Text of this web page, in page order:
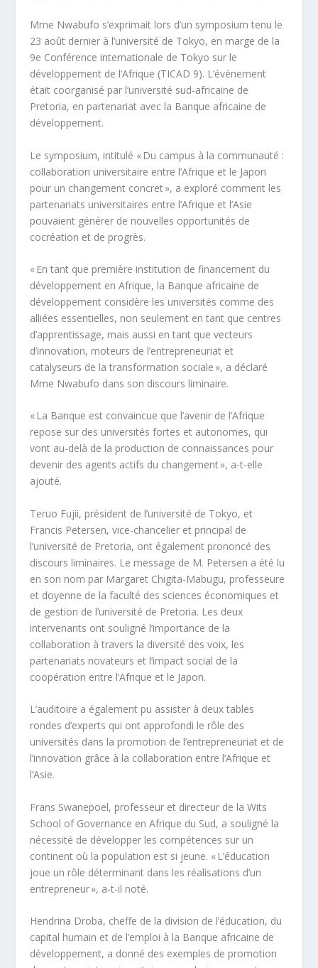
Mme Nwabufo s’exprimait lors d’un symposium tenu le
23 août dernier à l’université de Tokyo, en marge de la
9e Conférence internationale de Tokyo sur le
développement de l’Afrique (TICAD 9). L’événement
était coorganisé par l’université sud-africaine de
Pretoria, en partenariat avec la Banque africaine de
développement.
Le symposium, intitulé « Du campus à la communauté :
collaboration universitaire entre l’Afrique et le Japon
pour un changement concret », a exploré comment les
partenariats universitaires entre l’Afrique et l’Asie
pouvaient générer de nouvelles opportunités de
cocréation et de progrès.
« En tant que première institution de financement du
développement en Afrique, la Banque africaine de
développement considère les universités comme des
alliées essentielles, non seulement en tant que centres
d’apprentissage, mais aussi en tant que vecteurs
d’innovation, moteurs de l’entrepreneuriat et
catalyseurs de la transformation sociale », a déclaré
Mme Nwabufo dans son discours liminaire.
« La Banque est convaincue que l’avenir de l’Afrique
repose sur des universités fortes et autonomes, qui
vont au-delà de la production de connaissances pour
devenir des agents actifs du changement », a-t-elle
ajouté.
Teruo Fujii, président de l’université de Tokyo, et
Francis Petersen, vice-chancelier et principal de
l’université de Pretoria, ont également prononcé des
discours liminaires. Le message de M. Petersen a été lu
en son nom par Margaret Chigita-Mabugu, professeure
et doyenne de la faculté des sciences économiques et
de gestion de l’université de Pretoria. Les deux
intervenants ont souligné l’importance de la
collaboration à travers la diversité des voix, les
partenariats novateurs et l’impact social de la
coopération entre l’Afrique et le Japon.
L’auditoire a également pu assister à deux tables
rondes d’experts qui ont approfondi le rôle des
universités dans la promotion de l’entrepreneuriat et de
l’innovation grâce à la collaboration entre l’Afrique et
l’Asie.
Frans Swanepoel, professeur et directeur de la Wits
School of Governance en Afrique du Sud, a souligné la
nécessité de développer les compétences sur un
continent où la population est si jeune. « L’éducation
joue un rôle déterminant dans les réalisations d’un
entrepreneur », a-t-il noté.
Hendrina Droba, cheffe de la division de l’éducation, du
capital humain et de l’emploi à la Banque africaine de
développement, a donné des exemples de promotion